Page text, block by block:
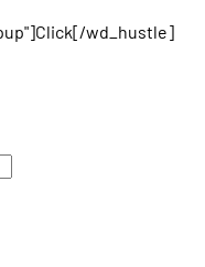
wd_hustle]